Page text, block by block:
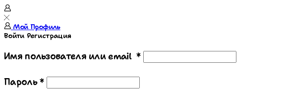
Мой Профиль
Войти Регистрация
Имя пользователя или email*
Пароль*